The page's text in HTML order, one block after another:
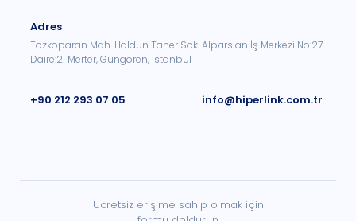
Adres
Tozkoparan Mah. Haldun Taner Sok. Alparslan İş Merkezi No:27
Daire:21 Merter, Güngören, İstanbul
+90 212 293 07 05 info@hiperlink.com.tr
Ücretsiz erişime sahip olmak için